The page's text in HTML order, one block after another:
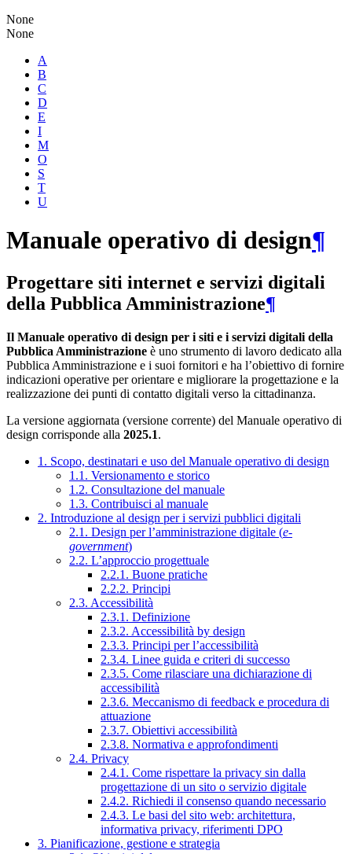
None
None
A
B
C
D
E
I
M
O
S
T
U
Manuale operativo di design¶
Progettare siti internet e servizi digitali
della Pubblica Amministrazione¶
Il Manuale operativo di design per i siti e i servizi digitali della
Pubblica Amministrazione è uno strumento di lavoro dedicato alla
Pubblica Amministrazione e i suoi fornitori e ha l’obiettivo di fornire
indicazioni operative per orientare e migliorare la progettazione e la
realizzazione dei punti di contatto digitali verso la cittadinanza.
La versione aggiornata (versione corrente) del Manuale operativo di
design corrisponde alla 2025.1.
1. Scopo, destinatari e uso del Manuale operativo di design
1.1. Versionamento e storico
1.2. Consultazione del manuale
1.3. Contribuisci al manuale
2. Introduzione al design per i servizi pubblici digitali
2.1. Design per l’amministrazione digitale (e-
government)
2.2. L’approccio progettuale
2.2.1. Buone pratiche
2.2.2. Principi
2.3. Accessibilità
2.3.1. Definizione
2.3.2. Accessibilità by design
2.3.3. Principi per l’accessibilità
2.3.4. Linee guida e criteri di successo
2.3.5. Come rilasciare una dichiarazione di
accessibilità
2.3.6. Meccanismo di feedback e procedura di
attuazione
2.3.7. Obiettivi accessibilità
2.3.8. Normativa e approfondimenti
2.4. Privacy
2.4.1. Come rispettare la privacy sin dalla
progettazione di un sito o servizio digitale
2.4.2. Richiedi il consenso quando necessario
2.4.3. Le basi del sito web: architettura,
informativa privacy, riferimenti DPO
3. Pianificazione, gestione e strategia